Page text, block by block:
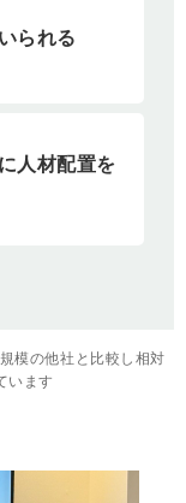
られる
人材配置を
模の他社と比較し相対
います